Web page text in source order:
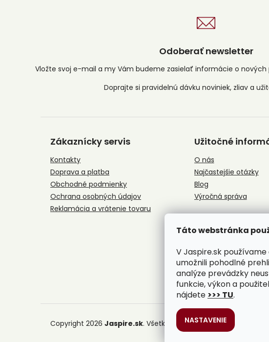
Táto webstránka
V Jaspire.sk
umožnili pohodlné
analýze prevádzky
funkcie, výkon a
nájdete >>> TU.
NASTAVENIE
Odoberať newsletter
Vložte svoj e-mail a my Vám budeme zasielať informácie o
Zákaznícky servis
Kontakty
Doprava a platba
Obchodné podmienky
Ochrana osobných údajov
Reklamácia a vrátenie tovaru
Užitočné
O nás
Najčastejšie otázky
Blog
Výročná správa
Copyright 2026 Jaspire.sk. Všetky práva vyhradené. Upraviť